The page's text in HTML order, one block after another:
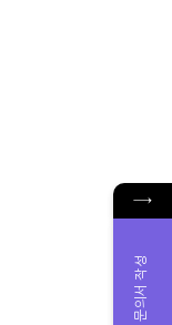
→
문의서 작성